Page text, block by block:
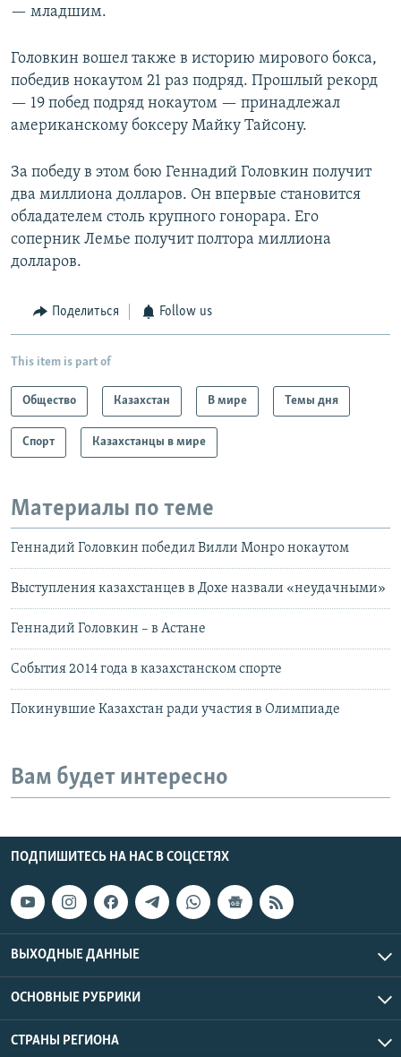
— младшим.
Головкин вошел также в историю мирового бокса,
победив нокаутом 21 раз подряд. Прошлый рекорд
— 19 побед подряд нокаутом — принадлежал
американскому боксеру Майку Тайсону.
За победу в этом бою Геннадий Головкин получит
два миллиона долларов. Он впервые становится
обладателем столь крупного гонорара. Его
соперник Лемье получит полтора миллиона
долларов.
Поделиться Follow us
This item is part of
Общество Казахстан В мире Темы дня
Спорт Казахстанцы в мире
Материалы по теме
Геннадий Головкин победил Вилли Монро нокаутом
Выступления казахстанцев в Дохе назвали «неудачными»
Геннадий Головкин – в Астане
События 2014 года в казахстанском спорте
Покинувшие Казахстан ради участия в Олимпиаде
Вам будет интересно
ПОДПИШИТЕСЬ НА НАС В СОЦСЕТЯХ
ВЫХОДНЫЕ ДАННЫЕ
ОСНОВНЫЕ РУБРИКИ
СТРАНЫ РЕГИОНА